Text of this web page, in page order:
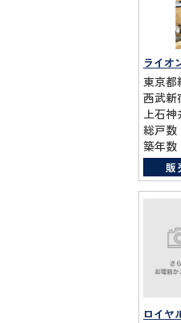
東京都
西武新
上石神
総戸数
築年数
販
ロイヤ